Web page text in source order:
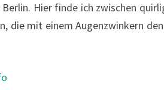
Hier finde ich zwischen
die mit einem Augenzwinkern